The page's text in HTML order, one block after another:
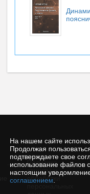
На нашем сайте
Продолжая
подтверждаете свое
использование файлов
настоящим
соглашением
Политика
защиты и
обработки